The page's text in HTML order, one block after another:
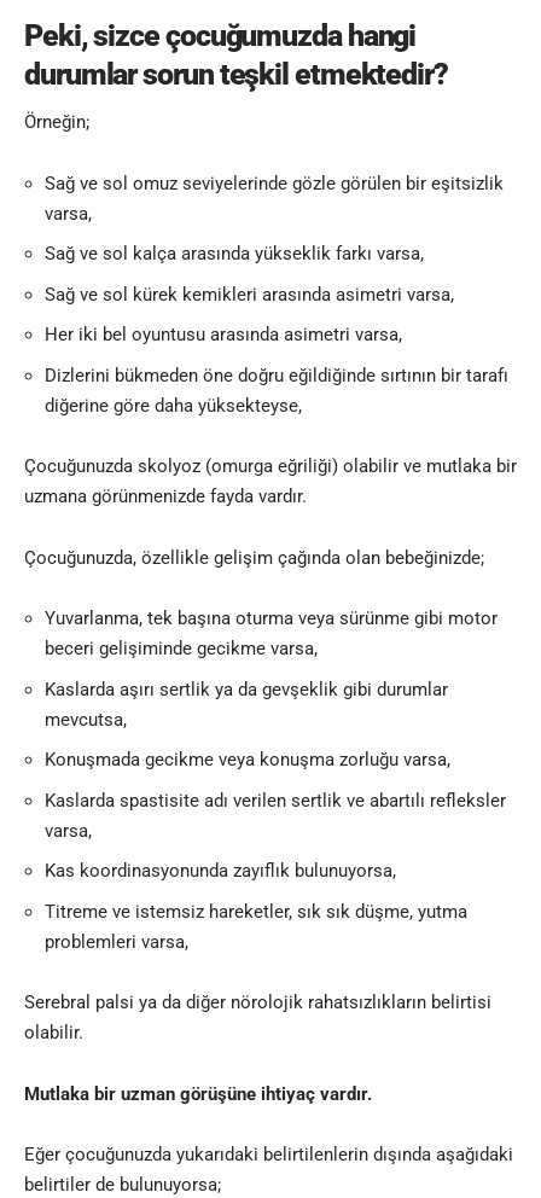
Peki, sizce çocuğumuzda hangi
durumlar sorun teşkil etmektedir?
Örneğin;
Sağ ve sol omuz seviyelerinde gözle görülen bir eşitsizlik
varsa,
Sağ ve sol kalça arasında yükseklik farkı varsa,
Sağ ve sol kürek kemikleri arasında asimetri varsa,
Her iki bel oyuntusu arasında asimetri varsa,
Dizlerini bükmeden öne doğru eğildiğinde sırtının bir tarafı
diğerine göre daha yüksekteyse,
Çocuğunuzda skolyoz (omurga eğriliği) olabilir ve mutlaka bir
uzmana görünmenizde fayda vardır.
Çocuğunuzda, özellikle gelişim çağında olan bebeğinizde;
Yuvarlanma, tek başına oturma veya sürünme gibi motor
beceri gelişiminde gecikme varsa,
Kaslarda aşırı sertlik ya da gevşeklik gibi durumlar
mevcutsa,
Konuşmada gecikme veya konuşma zorluğu varsa,
Kaslarda spastisite adı verilen sertlik ve abartılı refleksler
varsa,
Kas koordinasyonunda zayıflık bulunuyorsa,
Titreme ve istemsiz hareketler, sık sık düşme, yutma
problemleri varsa,
Serebral palsi ya da diğer nörolojik rahatsızlıkların belirtisi
olabilir.
Mutlaka bir uzman görüşüne ihtiyaç vardır.
Eğer çocuğunuzda yukarıdaki belirtilenlerin dışında aşağıdaki
belirtiler de bulunuyorsa;